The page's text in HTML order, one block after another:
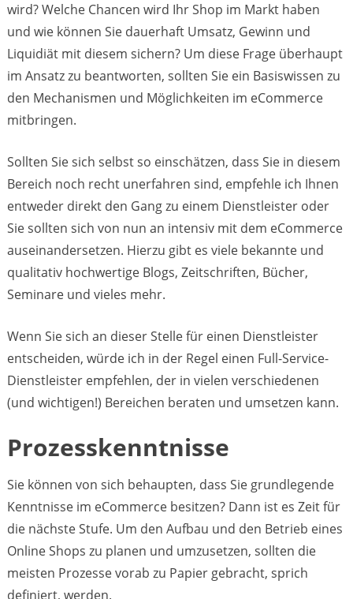
wird? Welche Chancen wird Ihr Shop im Markt haben
und wie können Sie dauerhaft Umsatz, Gewinn und
Liquidiät mit diesem sichern? Um diese Frage überhaupt
im Ansatz zu beantworten, sollten Sie ein Basiswissen zu
den Mechanismen und Möglichkeiten im eCommerce
mitbringen.
Sollten Sie sich selbst so einschätzen, dass Sie in diesem
Bereich noch recht unerfahren sind, empfehle ich Ihnen
entweder direkt den Gang zu einem Dienstleister oder
Sie sollten sich von nun an intensiv mit dem eCommerce
auseinandersetzen. Hierzu gibt es viele bekannte und
qualitativ hochwertige Blogs, Zeitschriften, Bücher,
Seminare und vieles mehr.
Wenn Sie sich an dieser Stelle für einen Dienstleister
entscheiden, würde ich in der Regel einen Full-Service-
Dienstleister empfehlen, der in vielen verschiedenen
(und wichtigen!) Bereichen beraten und umsetzen kann.
Prozesskenntnisse
Sie können von sich behaupten, dass Sie grundlegende
Kenntnisse im eCommerce besitzen? Dann ist es Zeit für
die nächste Stufe. Um den Aufbau und den Betrieb eines
Online Shops zu planen und umzusetzen, sollten die
meisten Prozesse vorab zu Papier gebracht, sprich
definiert, werden.